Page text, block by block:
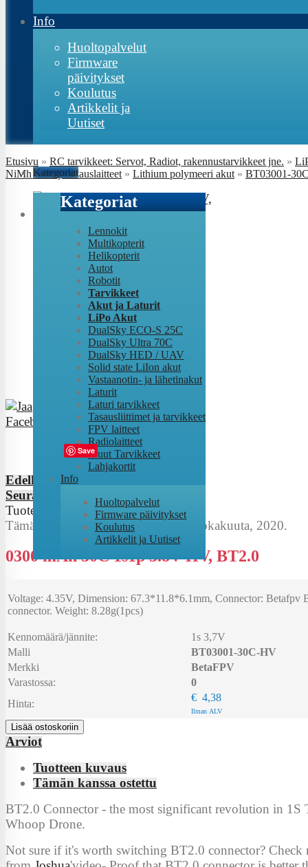
Info
Huoltopalvelut
Firmware
päivitykset
Koulutus
Artikkelit ja
Uutiset
Kategoriat
Kategoriat
Lennokit
Multikopterit
Helikopterit
Autot
Robotit
Tarvikkeet
Akut ja Laturit
LiPo Akut
DualSky ECO-S 25C
DualSky Ultra 70C
DualSky HED / UAV
Solid state LiIon akut
Vastaanotin- ja lähetinakut
Laturit
Laturi tarvikkeet
Tasausliittimet ja tarvikkeet
FPV laitteet
Radiolaitteet
Muut Tarvikkeet
Lahjakortit
Info
Huoltopalvelut
Firmware päivitykset
Koulutus
Artikkelit ja Uutiset
Etusivu » RC tarvikkeet: Servot, Radiot, rakennustarvikkeet jne. »
NiMh Akut ja latauslaitteet » Lithium polymeeri akut » BT03001-
Save Tweet
Edellinen
Seuraava
Tuote
137
Tämä tuote on lisätty perjantaina 30 lokakuuta, 2020.
0300 mAh 30C 1s1p 3.8V HV, BT2.0
Voltage: 4.35V, Dimension: 67.3*11.8*6.1mm, Connector: Betafpv
connector. Weight: 8.28g(1pcs)
Kennomäärä/jännite:
1s 3,7V
Malli
BT03001-30C-HV
Merkki
BetaFPV
Varastossa:
0
Hinta:
€ 4,38
Ilman ALV
Lisää ostoskoriin
Arviot
Tuotteen kuvaus
Tämän kanssa ostettu
BT2.0 Connector - the most significant revolution in 1S
Whoop Drone.
Not sure if it's worth switching BT2.0 connector? Check